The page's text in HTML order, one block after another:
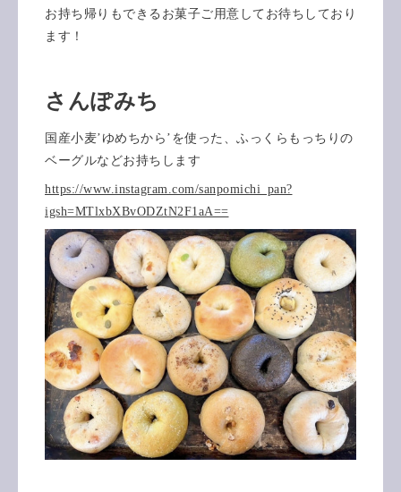
お持ち帰りもできるお菓子ご用意してお待ちしており
ます！
さんぽみち
国産小麦’ゆめちから’を使った、ふっくらもっちりの
ベーグルなどお持ちします
https://www.instagram.com/sanpomichi_pan?
igsh=MTlxbXBvODZtN2F1aA==